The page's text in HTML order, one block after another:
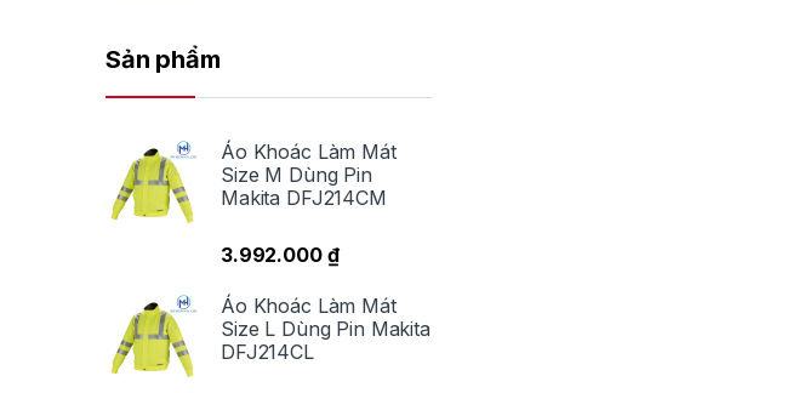
Sản phẩm
Áo Khoác Làm Mát
Size M Dùng Pin
Makita DFJ214CM
3.992.000 ₫
Áo Khoác Làm Mát
Size L Dùng Pin Makita
DFJ214CL